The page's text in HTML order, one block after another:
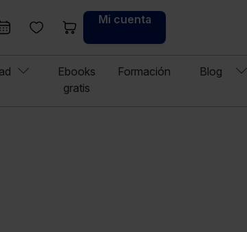
Mi cuenta
Ebooks
gratis
Formación Blog